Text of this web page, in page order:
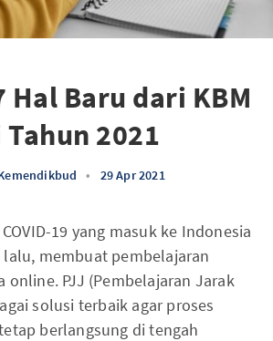
Hal Baru dari KBM
Tahun 2021
• 29 Apr 2021
19 yang masuk ke Indonesia
lalu, membuat pembelajaran
PJJ (Pembelajaran Jarak
solusi terbaik agar proses
berlangsung di tengah